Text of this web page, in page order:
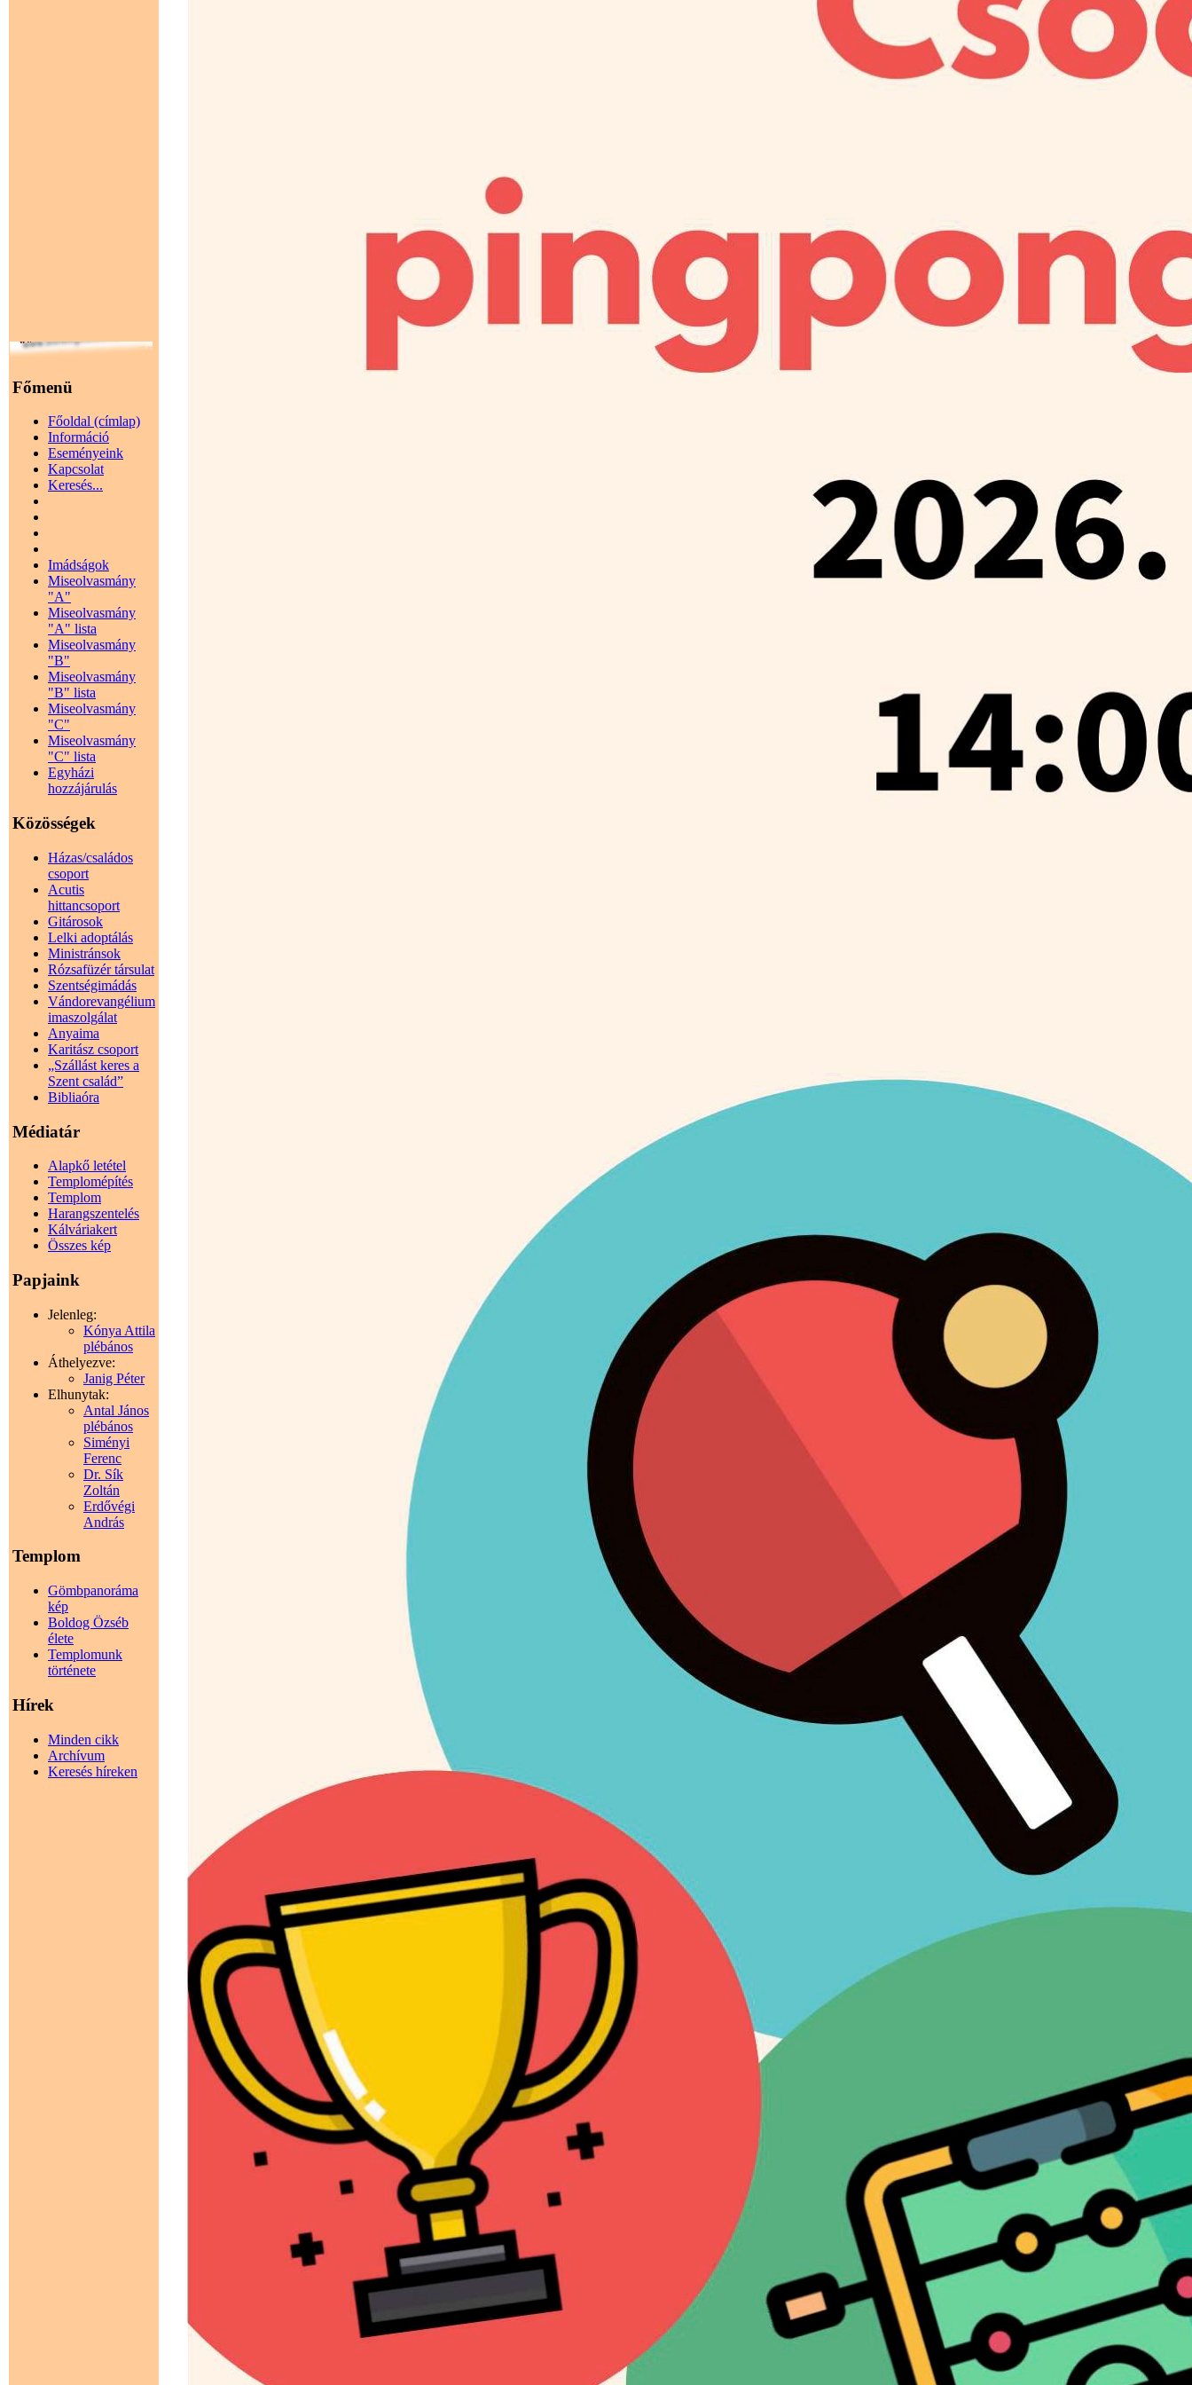
Főmenü
Főoldal (címlap)
Információ
Eseményeink
Kapcsolat
Keresés...
Imádságok
Miseolvasmány
"A"
Miseolvasmány
"A" lista
Miseolvasmány
"B"
Miseolvasmány
"B" lista
Miseolvasmány
"C"
Miseolvasmány
"C" lista
Egyházi
hozzájárulás
Közösségek
Házas/családos
csoport
Acutis
hittancsoport
Gitárosok
Lelki adoptálás
Ministránsok
Rózsafüzér társulat
Szentségimádás
Vándorevangélium
imaszolgálat
Anyaima
Karitász csoport
„Szállást keres a
Szent család”
Bibliaóra
Médiatár
Alapkő letétel
Templomépítés
Templom
Harangszentelés
Kálváriakert
Összes kép
Papjaink
Jelenleg:
Kónya Attila
plébános
Áthelyezve:
Janig Péter
Elhunytak:
Antal János
plébános
Siményi
Ferenc
Dr. Sík
Zoltán
Erdővégi
András
Templom
Gömbpanoráma
kép
Boldog Özséb
élete
Templomunk
története
Hírek
Minden cikk
Archívum
Keresés híreken